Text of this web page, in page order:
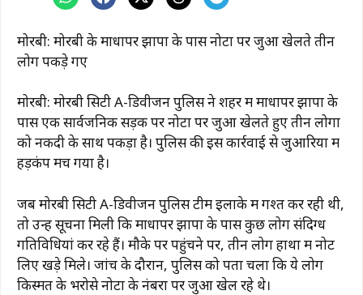
मोरबी: मोरबी के माधापर झापा के पास नोटों पर जुआ खेलते तीन
लोग पकड़े गए
मोरबी: मोरबी सिटी A-डिवीजन पुलिस ने शहर में माधापर झापा के
पास एक सार्वजनिक सड़क पर नोटों पर जुआ खेलते हुए तीन लोगों
को नकदी के साथ पकड़ा है। पुलिस की इस कार्रवाई से जुआरियों में
हड़कंप मच गया है।
जब मोरबी सिटी A-डिवीजन पुलिस टीम इलाके में गश्त कर रही थी,
तो उन्हें सूचना मिली कि माधापर झापा के पास कुछ लोग संदिग्ध
गतिविधियां कर रहे हैं। मौके पर पहुंचने पर, तीन लोग हाथों में नोट
लिए खड़े मिले। जांच के दौरान, पुलिस को पता चला कि ये लोग
किस्मत के भरोसे नोटों के नंबरों पर जुआ खेल रहे थे।